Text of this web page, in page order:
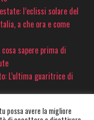
l’eclissi solare del
a che ora e come
cosa sapere prima di
L’ultima guaritrice di
possa avere la migliore